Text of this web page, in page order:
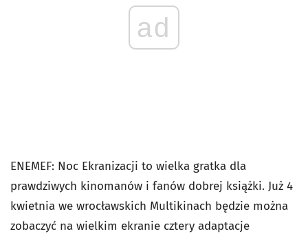
ad
ENEMEF: Noc Ekranizacji to wielka gratka dla
prawdziwych kinomanów i fanów dobrej książki. Już 4
kwietnia we wrocławskich Multikinach będzie można
zobaczyć na wielkim ekranie cztery adaptacje